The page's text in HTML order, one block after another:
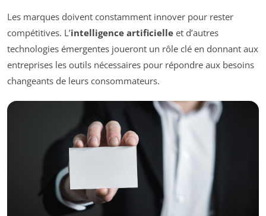
Les marques doivent constamment innover pour rester
compétitives. L’intelligence artificielle et d’autres
technologies émergentes joueront un rôle clé en donnant aux
entreprises les outils nécessaires pour répondre aux besoins
changeants de leurs consommateurs.